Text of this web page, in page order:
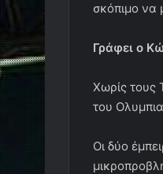
σκόπιμο να
Γράφει ο
Χωρίς τους
του
Οι δύο